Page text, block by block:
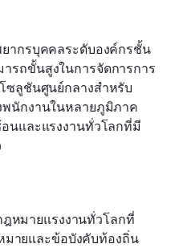
ากรบุคคลระดับองค์กรชั้น
รถขั้นสูงในการจัดการการ
ซลูชันศูนย์กลางสำหรับ
นักงานในหลายภูมิภาค
นและแรงงานทั่วโลกที่มี
หมายแรงงานทั่วโลกที่
มายและข้อบังคับท้องถิ่น